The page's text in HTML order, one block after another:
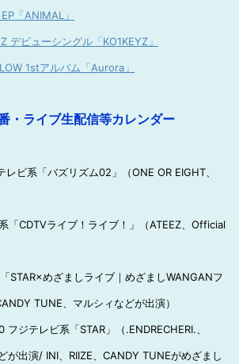
「ANIMAL」
デビューシングル「KO1KEYZ」
1stアルバム「Aurora」
・ライブ生配信等カレンダー
ビ系「バズリズム02」（ONE OR EIGHT、
「CDTVライブ！ライブ！」（ATEEZ、Official
STAR×めざましライブ｜めざましWANGANフ
TUNE、マルシィなどが出演）
ジテレビ系「STAR」（.ENDRECHERI.、
が出演/ INI、RIIZE、CANDY TUNEがめざまし